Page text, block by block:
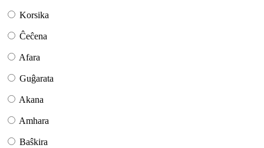
Korsika
Ĉeĉena
Afara
Guĝarata
Akana
Amhara
Baŝkira